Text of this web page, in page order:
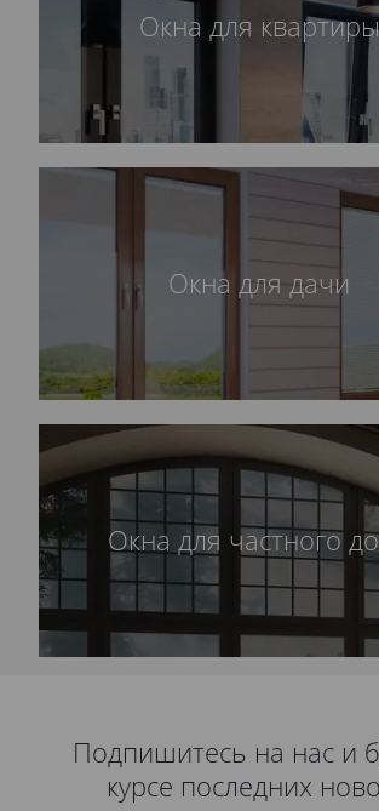
Окна для квартиры
Окна для дачи
Окна для частного
Подпишитесь на нас и
курсе последних